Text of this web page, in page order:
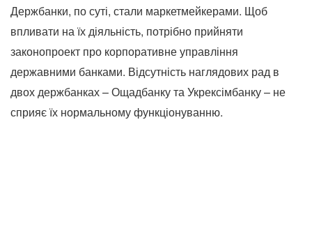
Держбанки, по суті, стали маркетмейкерами. Щоб
впливати на їх діяльність, потрібно прийняти
законопроект про корпоративне управління
державними банками. Відсутність наглядових рад в
двох держбанках – Ощадбанку та Укрексімбанку – не
сприяє їх нормальному функціонуванню.